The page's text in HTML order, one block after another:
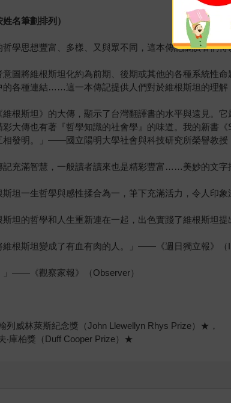
名筆劃排列）
哲學思想豐富、多樣、又與眾不同，這本傳記讓讀者
意圖將維根斯坦化約為前期、後期或其他的各種系統性
的各種連結……這一本傳記提供人們對於維根斯坦的理
維根斯坦》的大傳，顯示了台灣翻譯書的水平與遠見。
彩大傳也有著『哲學知識的社會學』的味道。我的新書
相發明。」——國立陽明大學社會與科技研究所榮譽教
記充滿智慧，一般讀者讀來也是精彩豐富……美妙的文
斯坦一生哲學與感性揉合為一，筆下充滿活力，令人印
斯坦的哲學和人生重新連在一起，出色實踐了維根斯坦
維根斯坦變成了有血有肉的人。」——《週日獨立報》（
」——《觀察家報》（Observer）
列威林萊斯紀念獎（John Llewellyn Rhys Prize）★，
‧庫柏獎（Duff Cooper Prize）★